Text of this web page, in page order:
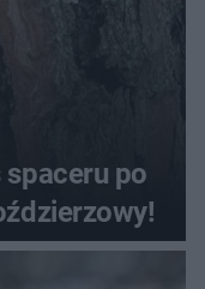
spaceru po
moździerzowy!